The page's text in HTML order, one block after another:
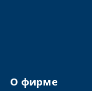
О фирме